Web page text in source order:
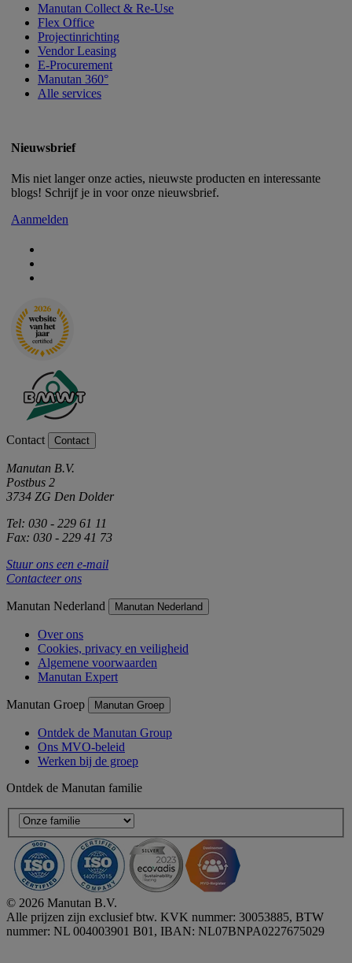
Manutan Collect & Re-Use
Flex Office
Projectinrichting
Vendor Leasing
E-Procurement
Manutan 360°
Alle services
Nieuwsbrief
Mis niet langer onze acties, nieuwste producten en interessante
blogs! Schrijf je in voor onze nieuwsbrief.
Aanmelden
Contact Contact
Manutan B.V.
Postbus 2
3734 ZG Den Dolder
Tel: 030 - 229 61 11
Fax: 030 - 229 41 73
Stuur ons een e-mail
Contacteer ons
Manutan Nederland Manutan Nederland
Over ons
Cookies, privacy en veiligheid
Algemene voorwaarden
Manutan Expert
Manutan Groep Manutan Groep
Ontdek de Manutan Group
Ons MVO-beleid
Werken bij de groep
Ontdek de Manutan familie
© 2026 Manutan B.V.
Alle prijzen zijn exclusief btw. KVK nummer: 30053885, BTW
nummer: NL 004003901 B01, IBAN: NL07BNPA0227675029